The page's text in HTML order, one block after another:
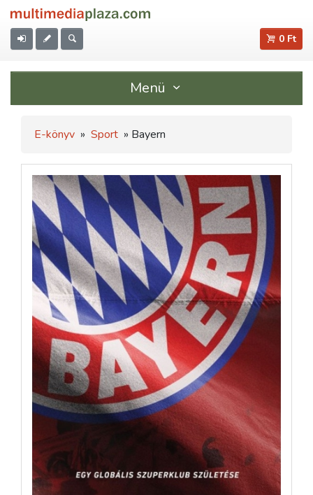
0 Ft
Menü
E-könyv » Sport » Bayern